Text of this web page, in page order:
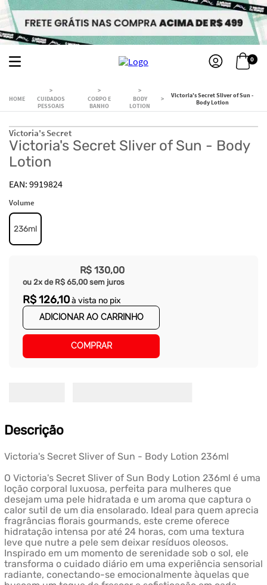
0
CUIDADOS
PESSOAIS
CORPO E
BANHO
BODY
LOTION
Victoria's Secret Sliver of Sun -
Body Lotion
Victoria's Secret
Victoria's Secret Sliver of Sun - Body
Lotion
9919824
Volume
236ml
R$ 130,00
ou 2x de R$ 65,00 sem juros
R$126,10à vista no pix
ADICIONAR AO CARRINHO
COMPRAR
Descrição
Victoria's Secret Sliver of Sun - Body Lotion 236ml
O Victoria's Secret Sliver of Sun Body Lotion 236ml é uma
loção corporal luxuosa, perfeita para mulheres que
desejam uma pele hidratada e um aroma que captura o
calor sutil de um dia ensolarado. Ideal para quem aprecia
fragrâncias florais gourmands, este creme oferece
hidratação intensa por até 24 horas, com uma textura
leve que nutre a pele sem deixar resíduos oleosos.
Inspirado em um momento de serenidade sob o sol, ele
transforma o cuidado diário em uma experiência sensorial
radiante, conectando-se emocionalmente àquelas que